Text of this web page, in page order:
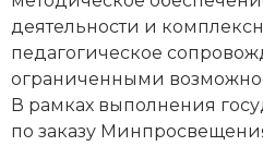
деятельности и
педагогическое
ограниченными
В рамках выполнения
по заказу